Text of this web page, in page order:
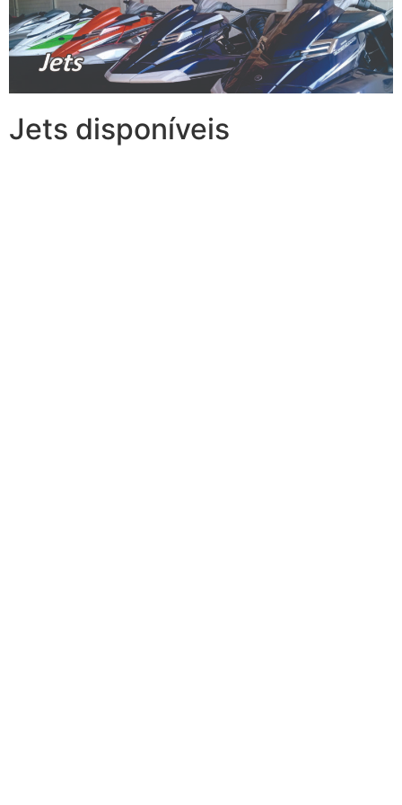
Jets disponíveis